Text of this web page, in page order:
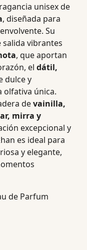
unisex de
, diseñada para
Su
vibrantes
, que aportan
el dátil,
dulce y
olfativa única.
devainilla,
mirra y
excepcional y
es ideal para
y elegante,
de Parfum